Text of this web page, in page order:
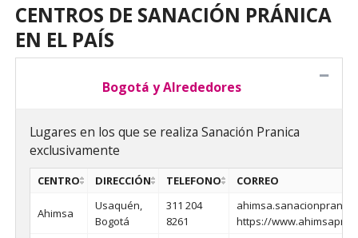
CENTROS DE SANACIÓN PRÁNICA
EN EL PAÍS
Bogotá y Alrededores
Lugares en los que se realiza Sanación Pranica
exclusivamente
CENTRO DIRECCIÓN TELEFONO CORREO
Ahimsa
Usaquén,
Bogotá
311 204
8261
https://